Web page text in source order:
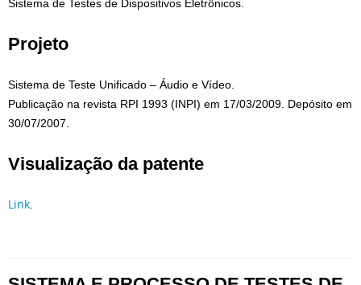
Sistema de Testes de Dispositivos Eletrônicos.
Projeto
Sistema de Teste Unificado – Áudio e Vídeo.
Publicação na revista RPI 1993 (INPI) em 17/03/2009. Depósito em
30/07/2007.
Visualização da patente
Link.